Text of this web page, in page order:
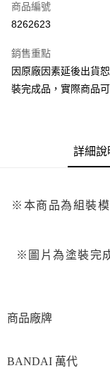
Google Pay
大哥付你分期
相關說明
【大哥付你分期使用說
3.實際核准額度、可分
4.訂單成立30分鐘內，
【繳款方式說明】
1.分期款項不併入電信
帳／街口支付／iPASS
用戶於交易時，得透過
買賣價金債權讓與本公
由本公司與您本人進行
現貨-付款後全家取貨
每筆NT$90，滿
現貨-7-11取貨付款
每筆NT$90，滿
每筆NT$120，滿
商品編號
8262623
銷售重點
因原廠因素延後出貨
裝完成品，實際商品
詳細說
※本商品為組裝
※圖片為塗裝完
商品廠牌
BANDAI 萬代